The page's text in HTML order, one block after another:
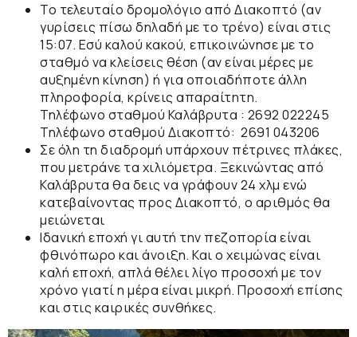
Το τελευταίο δρομολόγιο από Διακοπτό (αν
γυρίσεις πίσω δηλαδή με το τρένο) είναι στις
15:07. Εσύ καλού κακού, επικοινώνησε με το
σταθμό να κλείσεις θέση (αν είναι μέρες με
αυξημένη κίνηση) ή για οποιαδήποτε άλλη
πληροφορία, κρίνεις απαραίτητη.
Τηλέφωνο σταθμού Καλάβρυτα : 2692 022245
Τηλέφωνο σταθμού Διακοπτό: 2691 043206
Σε όλη τη διαδρομή υπάρχουν πέτρινες πλάκες,
που μετράνε τα χιλιόμετρα. Ξεκινώντας από
Καλάβρυτα θα δεις να γράφουν 24 χλμ ενώ
κατεβαίνοντας προς Διακοπτό, ο αριθμός θα
μειώνεται
Ιδανική εποχή γι αυτή την πεζοπορία είναι
φθινόπωρο καιάνοιξη. Και ο χειμώνας είναι
καλή εποχή, απλά θέλει λίγο προσοχή με τον
χρόνο γιατί η μέρα είναι μικρή. Προσοχή επίσης
και στις καιρικές συνθήκες.